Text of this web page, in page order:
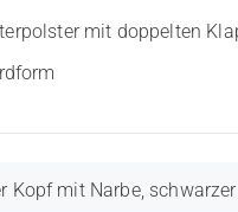
mit doppelten
Kopf mit Narbe,